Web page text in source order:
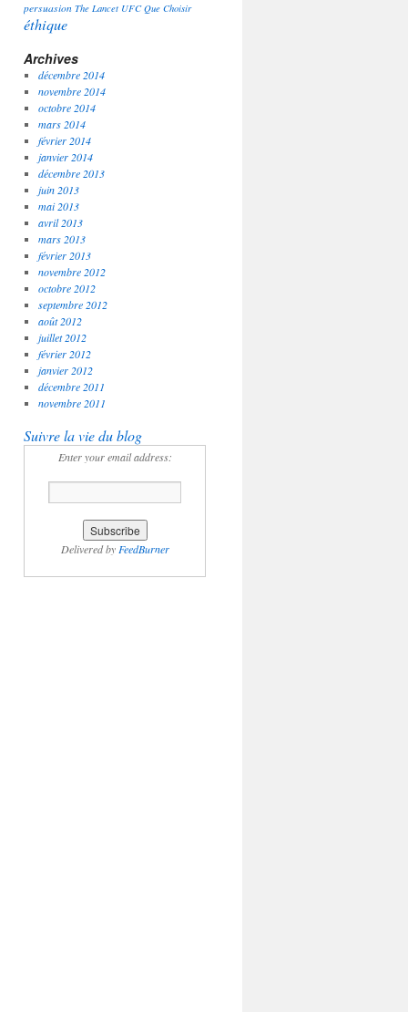
persuasion The Lancet UFC Que Choisir
éthique
Archives
décembre 2014
novembre 2014
octobre 2014
mars 2014
février 2014
janvier 2014
décembre 2013
juin 2013
mai 2013
avril 2013
mars 2013
février 2013
novembre 2012
octobre 2012
septembre 2012
août 2012
juillet 2012
février 2012
janvier 2012
décembre 2011
novembre 2011
Suivre la vie du blog
Enter your email address:
Delivered by FeedBurner